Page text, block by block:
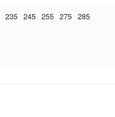
235 245 255 275 285